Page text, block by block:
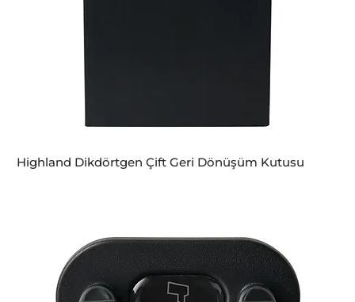
Highland Dikdörtgen Çift Geri Dönüşüm Kutusu